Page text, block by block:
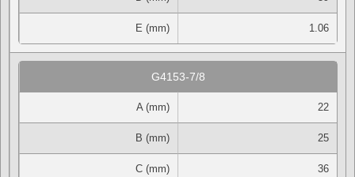
E (mm) 1.06
G4153-7/8
A (mm) 22
B (mm) 25
C (mm) 36